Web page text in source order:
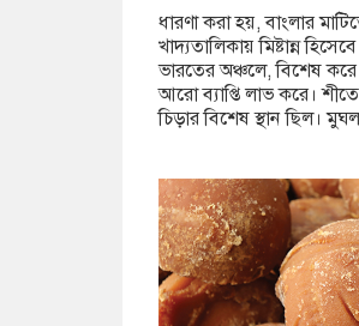
ধারণা করা হয়, বাংলার
খাদ্যতালিকায় মিষ্টান্ন
ভারতের অঞ্চলে, বিশেষ
আরো ব্যাপ্তি লাভ করে।
চিড়ার বিশেষ স্থান ছিল।